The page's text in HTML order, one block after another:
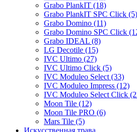
Grabo PlankIT (18)
Grabo PlankIT SPC Click (5)
Grabo Domino (11)
Grabo Domino SPC Click
Grabo IDEAL (8)
LG Decotile (15)
IVC Ultimo (27)
IVC Ultimo Click (5)
IVC Moduleo Select (33)
IVC Moduleo Impress (12)
IVC Moduleo Select Click
Moon Tile (12)
Moon Tile PRO (6)
Mars Tile (5)
Искусcтвенная трава